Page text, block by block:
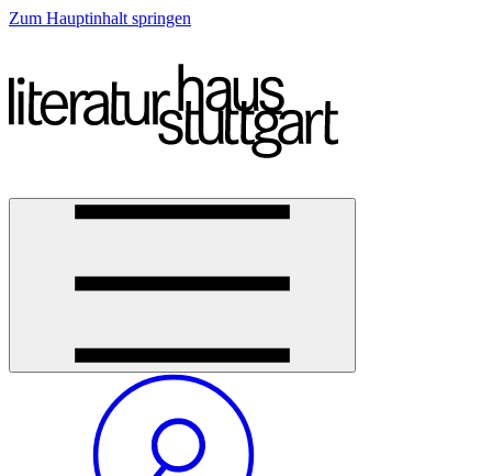
Zum Hauptinhalt springen